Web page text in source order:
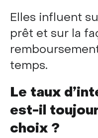
Elles influent
prêt et sur la
temps.
Le taux
est-il
choix ?